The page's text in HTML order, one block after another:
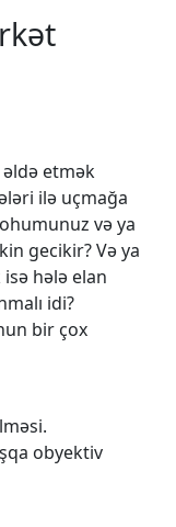
əldə etmək
ilə uçmağa
və ya
gecikir? Və ya
hələ elan
idi?
bir çox
obyektiv